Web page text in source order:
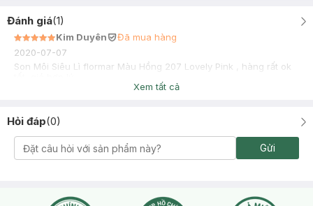
Đánh giá(1)
Kim Duyên
Đã mua hàng
2020-07-07
Son Môi Siêu Lì flormar Màu Hồng 207 Lovely Pink , hàng rất ok
Xem tất cả
Hỏi đáp(0)
Gửi